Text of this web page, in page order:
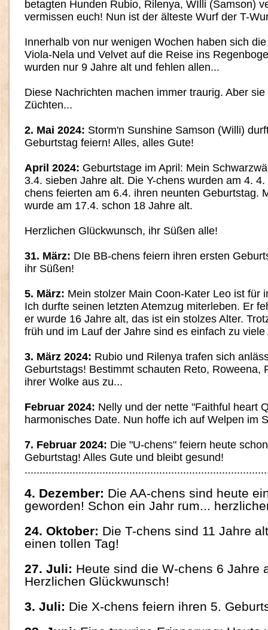
betagten Hunden Rubio, Rilenya, WIlli (Samson)
vermissen euch! Nun ist der älteste Wurf der T-
Innerhalb von nur wenigen Wochen haben sich
Viola-Nela und Velvet auf die Reise ins
wurden nur 9 Jahre alt und fehlen allen...
Diese Nachrichten machen immer traurig. Aber
Züchten...
2. Mai 2024: Storm'n Sunshine Samson (Willi)
Geburtstag feiern! Alles, alles Gute!
April 2024: Geburtstage im April: Mein
3.4. sieben Jahre alt. Die Y-chens wurden am 4.
chens feierten am 6.4. ihren neunten Geburtstag.
wurde am 17.4. schon 18 Jahre alt.
Herzlichen Glückwunsch, ihr Süßen alle!
31. März: DIe BB-chens feiern ihren ersten
ihr Süßen!
5. März: Mein stolzer Main Coon-Kater Leo ist für
Ich durfte seinen letzten Atemzug miterleben. Er
er wurde 16 Jahre alt, das ist ein stolzes Alter.
früh und im Lauf der Jahre sind es einfach zu
3. März 2024: Rubio und Rilenya trafen sich
Geburtstags! Bestimmt schauten Reto, Roweena,
ihrer Wolke aus zu...
Februar 2024: Nelly und der nette "Faithful heart
harmonisches Date. Nun hoffe ich auf Welpen im
7. Februar 2024: Die "U-chens" feiern heute
Geburtstag! Alles Gute und bleibt gesund!
4. Dezember: Die AA-chens sind heute
geworden! Schon ein Jahr rum...
24. Oktober: Die T-chens sind 11 Jahre
einen tollen Tag!
27. Juli: Heute sind die W-chens 6 Jahre
Herzlichen Glückwunsch!
3. Juli: Die X-chens feiern ihren 5.